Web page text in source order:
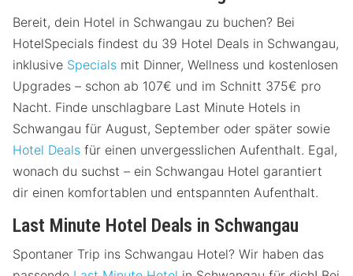
Bereit, dein Hotel in Schwangau zu buchen? Bei
HotelSpecials findest du 39 Hotel Deals in Schwangau,
inklusive Specials mit Dinner, Wellness und kostenlosen
Upgrades – schon ab 107€ und im Schnitt 375€ pro
Nacht. Finde unschlagbare Last Minute Hotels in
Schwangau für August, September oder später sowie
Hotel Deals für einen unvergesslichen Aufenthalt. Egal,
wonach du suchst – ein Schwangau Hotel garantiert
dir einen komfortablen und entspannten Aufenthalt.
Last Minute Hotel Deals in Schwangau
Spontaner Trip ins Schwangau Hotel? Wir haben das